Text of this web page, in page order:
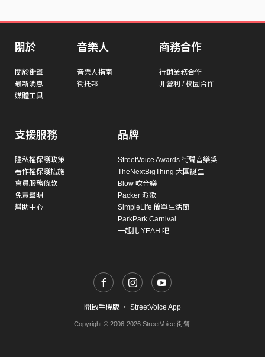
關於
關於街聲
最新消息
媒體工具
音樂人
音樂人指南
街托邦
商務合作
行銷業務合作
非營利 / 校園合作
支援服務
隱私權保護政策
著作權保護措施
會員服務條款
免責聲明
幫助中心
品牌
StreetVoice Awards 街聲音樂獎
TheNextBigThing 大團誕生
Blow 吹音樂
Packer 派歌
SimpleLife 簡單生活節
ParkPark Carnival
一起比 YEAH 吧
開啟手機版 ・ StreetVoice App
Copyright © 2006-2026 StreetVoice 街聲.